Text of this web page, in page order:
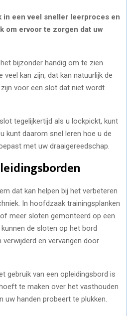
in een veel sneller leerproces en
om ervoor te zorgen dat uw
bijzonder handig om te zien
veel kan zijn, dat kan natuurlijk de
voor een slot dat niet wordt
tegelijkertijd als u lockpickt, kunt
kunt daarom snel leren hoe u de
met uw draaigereedschap.
dat kan helpen bij het verbeteren
In hoofdzaak trainingsplanken
meer sloten gemonteerd op een
de sloten op het bord
verwijderd en vervangen door
gebruik van een opleidingsbord is
te maken over het vasthouden
uw handen probeert te plukken.